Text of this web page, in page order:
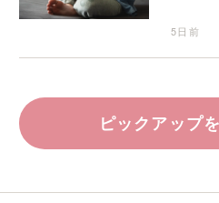
5日前
ピックアップ